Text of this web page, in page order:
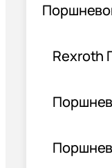
Rexroth